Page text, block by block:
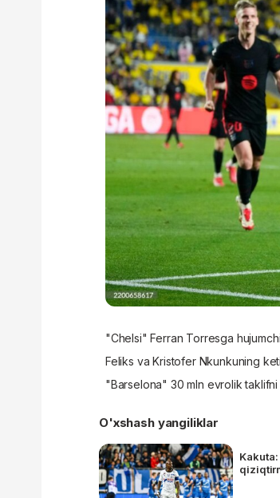
"Chelsi" Ferran Torresga
Feliks va Kristofer Nkunkuning
"Barselona" 30 mln evrolik
O'xshash yangiliklar